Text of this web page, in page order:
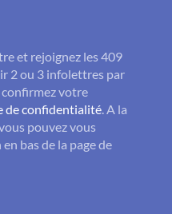
et rejoignez les 409
2 ou 3 infolettres par
confirmez votre
de confidentialité . A la
pouvez vous
bas de la page de